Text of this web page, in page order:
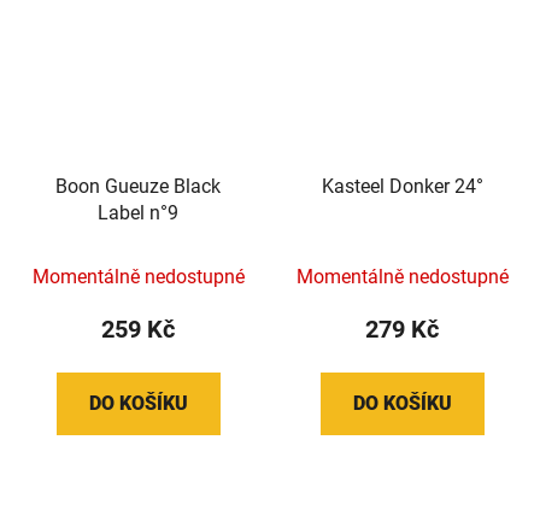
Boon Gueuze Black
Label n°9
Momentálně nedostupné
259 Kč
DO KOŠÍKU
Kasteel Donker 24°
Momentálně nedostupné
279 Kč
DO KOŠÍKU